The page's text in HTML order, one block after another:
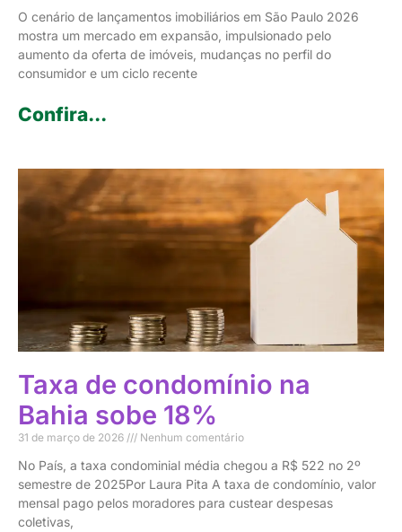
O cenário de lançamentos imobiliários em São Paulo 2026
mostra um mercado em expansão, impulsionado pelo
aumento da oferta de imóveis, mudanças no perfil do
consumidor e um ciclo recente
Confira...
Taxa de condomínio na
Bahia sobe 18%
31 de março de 2026 Nenhum comentário
No País, a taxa condominial média chegou a R$ 522 no 2º
semestre de 2025Por Laura Pita A taxa de condomínio, valor
mensal pago pelos moradores para custear despesas
coletivas,